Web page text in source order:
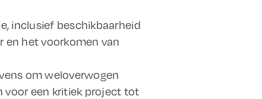
inclusief beschikbaarheid
en het voorkomen van
om weloverwogen
voor een kritiek project tot